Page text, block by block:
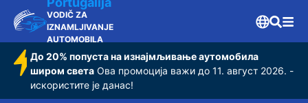
VODIČ ZA
IZNAMLJIVANJE
AUTOMOBILA
До 20% попуста на изнајмљивање аутомобила
широм света Ова промоција важи до 11. август 2026. -
искористите је данас!